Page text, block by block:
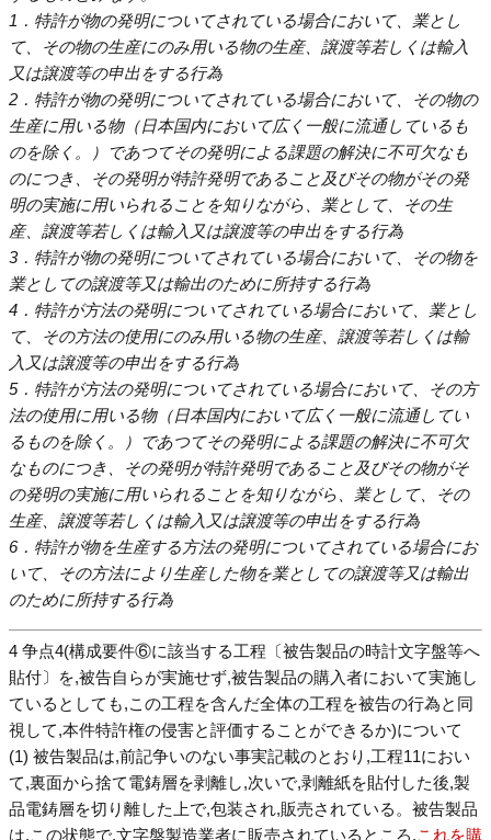
1．特許が物の発明についてされている場合において、業とし
て、その物の生産にのみ用いる物の生産、譲渡等若しくは輸入
又は譲渡等の申出をする行為
2．特許が物の発明についてされている場合において、その物の
生産に用いる物（日本国内において広く一般に流通しているも
のを除く。）であつてその発明による課題の解決に不可欠なも
のにつき、その発明が特許発明であること及びその物がその発
明の実施に用いられることを知りながら、業として、その生
産、譲渡等若しくは輸入又は譲渡等の申出をする行為
3．特許が物の発明についてされている場合において、その物を
業としての譲渡等又は輸出のために所持する行為
4．特許が方法の発明についてされている場合において、業とし
て、その方法の使用にのみ用いる物の生産、譲渡等若しくは輸
入又は譲渡等の申出をする行為
5．特許が方法の発明についてされている場合において、その方
法の使用に用いる物（日本国内において広く一般に流通してい
るものを除く。）であつてその発明による課題の解決に不可欠
なものにつき、その発明が特許発明であること及びその物がそ
の発明の実施に用いられることを知りながら、業として、その
生産、譲渡等若しくは輸入又は譲渡等の申出をする行為
6．特許が物を生産する方法の発明についてされている場合にお
いて、その方法により生産した物を業としての譲渡等又は輸出
のために所持する行為
4 争点4(構成要件⑥に該当する工程〔被告製品の時計文字盤等へ
貼付〕を,被告自らが実施せず,被告製品の購入者において実施し
ているとしても,この工程を含んだ全体の工程を被告の行為と同
視して,本件特許権の侵害と評価することができるか)について
(1) 被告製品は,前記争いのない事実記載のとおり,工程11におい
て,裏面から捨て電鋳層を剥離し,次いで,剥離紙を貼付した後,製
品電鋳層を切り離した上で,包装され,販売されている。被告製品
は,この状態で,文字盤製造業者に販売されているところ,これを購